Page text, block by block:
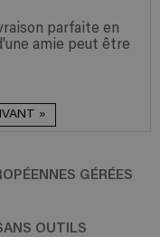
en
être
Nous
finitions
»
GÉRÉES
OUTILS